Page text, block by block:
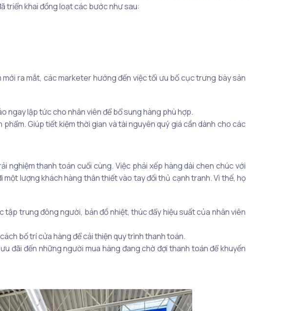
triển khai đồng loạt các bước như sau:
ra mắt, các marketer hướng đến việc tối ưu bố cục trưng bày sản
ngay lập tức cho nhân viên để bổ sung hàng phù hợp.
Giúp tiết kiệm thời gian và tài nguyên quý giá cần dành cho các
nghiệm thanh toán cuối cùng. Việc phải xếp hàng dài chen chúc với
lượng khách hàng thân thiết vào tay đối thủ cạnh tranh. Vì thế, họ
tập trung đông người, bản đồ nhiệt, thúc đẩy hiệu suất của nhân viên
bố trí cửa hàng để cải thiện quy trình thanh toán.
đãi đến những người mua hàng đang chờ đợi thanh toán để khuyến